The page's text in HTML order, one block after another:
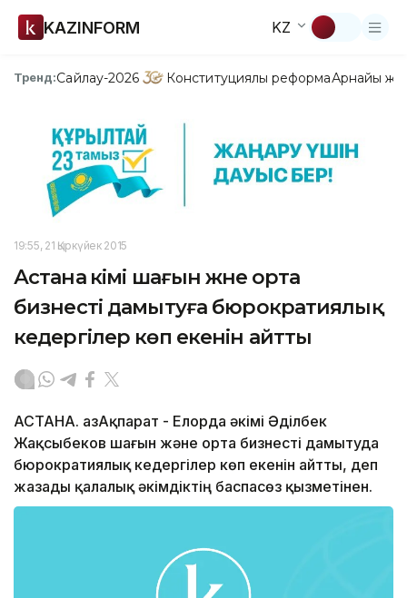
KAZINFORM KZ
Тренд:Сайлау-2026 Конституциялық реформаАрнайы
19:55, 21 Қыркүйек 2015
Астана әкімі шағын және орта
бизнесті дамытуға бюрократиялық
кедергілер көп екенін айтты
АСТАНА. ҚазАқпарат - Елорда әкімі Әділбек
Жақсыбеков шағын және орта бизнесті дамытуда
бюрократиялық кедергілер көп екенін айтты, деп
жазады қалалық әкімдіктің баспасөз қызметінен.